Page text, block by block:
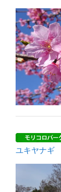
ユキヤナギ